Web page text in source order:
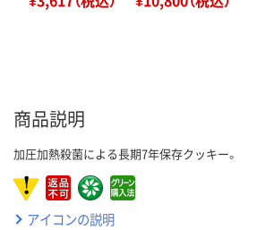
商品説明
加圧加熱殺菌による長期7年保存クッキー。
アイコンの説明